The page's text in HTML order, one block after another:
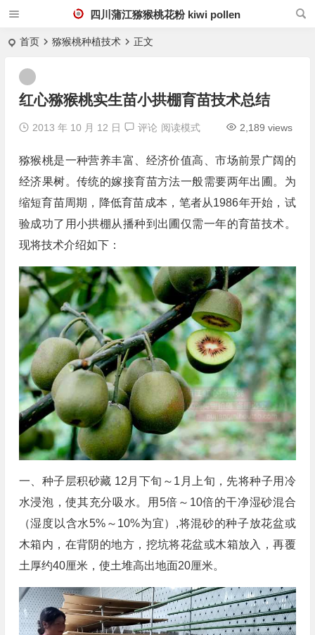
四川蒲江猕猴桃花粉 kiwi pollen
首页 猕猴桃种植技术 正文
红心猕猴桃实生苗小拱棚育苗技术总结
2013 年 10 月 12 日 评论 2,189 views
阅读模式
猕猴桃是一种营养丰富、经济价值高、市场前景广阔的
经济果树。传统的嫁接育苗方法一般需要两年出圃。为
缩短育苗周期，降低育苗成本，笔者从1986年开始，试
验成功了用小拱棚从播种到出圃仅需一年的育苗技术。
现将技术介绍如下：
一、种子层积砂藏 12月下旬～1月上旬，先将种子用冷
水浸泡，使其充分吸水。用5倍～10倍的干净湿砂混合
（湿度以含水5%～10%为宜）,将混砂的种子放花盆或
木箱内，在背阴的地方，挖坑将花盆或木箱放入，再覆
土厚约40厘米，使土堆高出地面20厘米。